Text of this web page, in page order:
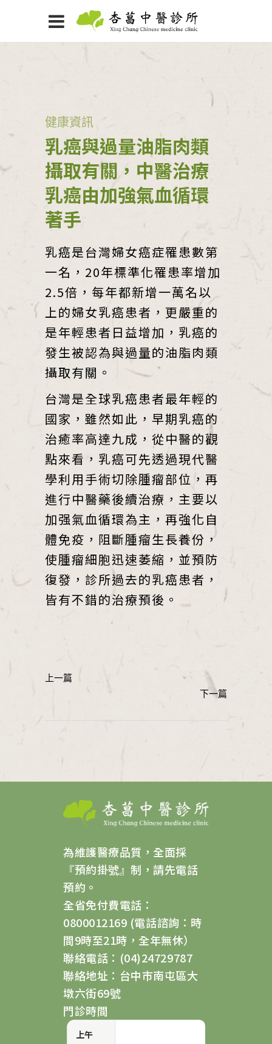
健康資訊
乳癌與過量油脂肉類
攝取有關，中醫治療
乳癌由加強氣血循環
著手
乳癌是台灣婦女癌症罹患數第
一名，20年標準化罹患率增加
2.5倍，每年都新增一萬名以
上的婦女乳癌患者，更嚴重的
是年輕患者日益增加，乳癌的
發生被認為與過量的油脂肉類
攝取有關。
台灣是全球乳癌患者最年輕的
國家，雖然如此，早期乳癌的
治癒率高達九成，從中醫的觀
點來看，乳癌可先透過現代醫
學利用手術切除腫瘤部位，再
進行中醫藥後續治療，主要以
加强氣血循環為主，再強化自
體免疫，阻斷腫瘤生長養份，
使腫瘤細胞迅速萎縮，並預防
復發，診所過去的乳癌患者，
皆有不錯的治療預後。
為維護醫療品質，全面採
『預約掛號』制，請先電話
預約。
全省免付費電話：
0800012169 (電話諮詢：時
間9時至21時，全年無休）
聯絡電話：(04)24729787
聯絡地址：台中市南屯區大
墩六街69號
門診時間
上午